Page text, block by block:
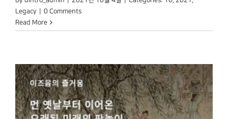
Legacy
0 Comments
Read More